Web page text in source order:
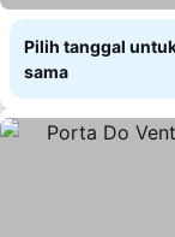
Pilih tanggal
sama